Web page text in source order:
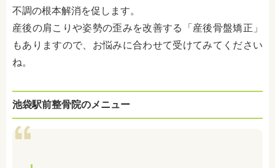
不調の根本解消を促します。
産後の肩こりや姿勢の歪みを改善する「産後骨盤矯正」
もありますので、お悩みに合わせて受けてみてください
ね。
池袋駅前整骨院のメニュー